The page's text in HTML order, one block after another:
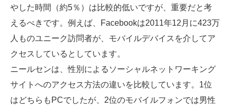
やした時間（約5％）は比較的低いですが、重要だと考
えるべきです。例えば、Facebookは2011年12月に423万
人ものユニーク訪問者が、モバイルデバイスを介してア
クセスしているとしています。
ニールセンは、性別によるソーシャルネットワーキング
サイトへのアクセス方法の違いを比較しています。1位
はどちらもPCでしたが、2位のモバイルフォンでは男性